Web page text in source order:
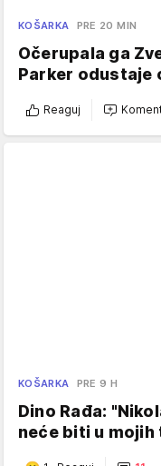
KOŠARKA PRE 20 MIN
Očerupala ga
Parker odustaje
Reaguj
KOŠARKA PRE 9 H
Dino Rađa:
neće biti u mojih